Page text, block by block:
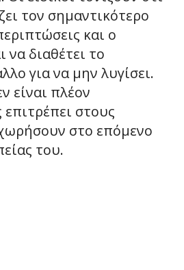
τον σημαντικότερο
και ο
να διαθέτει το
για να μην λυγίσει.
είναι πλέον
στους
στο επόμενο
του.